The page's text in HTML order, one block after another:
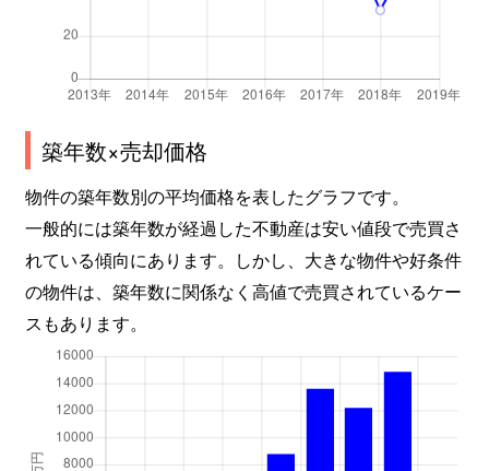
築年数×売却価格
物件の築年数別の平均価格を表したグラフです。
一般的には築年数が経過した不動産は安い値段で売買さ
れている傾向にあります。しかし、大きな物件や好条件
の物件は、築年数に関係なく高値で売買されているケー
スもあります。